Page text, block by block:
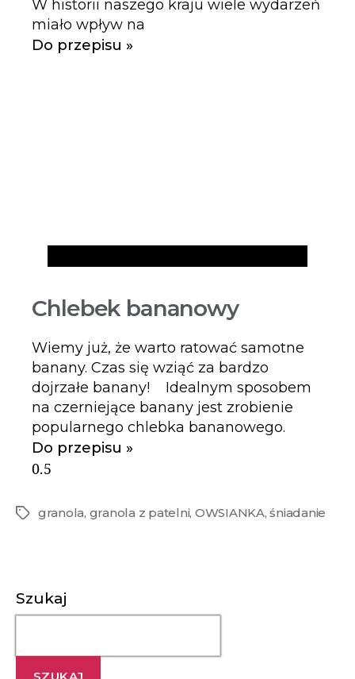
W historii naszego kraju wiele wydarzeń
miało wpływ na
Do przepisu »
Chlebek bananowy
Wiemy już, że warto ratować samotne
banany. Czas się wziąć za bardzo
dojrzałe banany! Idealnym sposobem
na czerniejące banany jest zrobienie
popularnego chlebka bananowego.
Do przepisu »
granola, granola z patelni, OWSIANKA,śniadanie
Szukaj